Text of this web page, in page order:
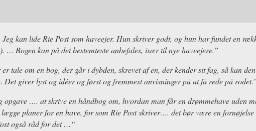
kan lide Rie Post som haveejer. Hun skriver godt, og hun har fundet en
Bogen kan på det bestemteste anbefales, især til nye haveejere.”
tale om en bog, der går i dybden, skrevet af en, der kender sit fag, så kan
giver lyst og idéer og først og fremmest anvisninger på at få rede på rodet
opgave …. at skrive en håndbog om, hvordan man får en drømmehave uden
planer for en have, for som Rie Post skriver…. det bør være en
også råd for det …“